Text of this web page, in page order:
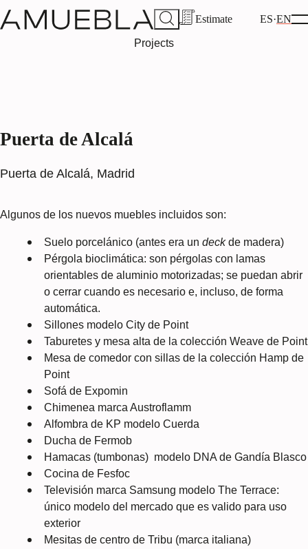
Estimate ES EN
Projects
Puerta de Alcalá
Puerta de Alcalá, Madrid
Algunos de los nuevos muebles incluidos son:
Suelo porcelánico (antes era undeckde madera)
Pérgola bioclimática: son pérgolas con lamas
orientables de aluminio motorizadas; se puedan abrir
o cerrar cuando es necesario e, incluso, de forma
automática.
Sillones modelo City de Point
Taburetes y mesa alta de la colección Weave de Point
Mesa de comedor con sillas de la colección Hamp de
Point
Sofá de Expomin
Chimenea marca Austroflamm
Alfombra de KP modelo Cuerda
Ducha de Fermob
Hamacas (tumbonas) modelo DNA de Gandía Blasco
Cocina de Fesfoc
Televisión marca Samsung modelo The Terrace:
único modelo del mercado que es valido para uso
exterior
Mesitas de centro de Tribu (marca italiana)